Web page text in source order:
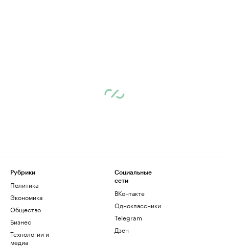
Рубрики
Политика
Экономика
Общество
Бизнес
Технологии и
медиа
Социальные
сети
ВКонтакте
Одноклассники
Telegram
Дзен